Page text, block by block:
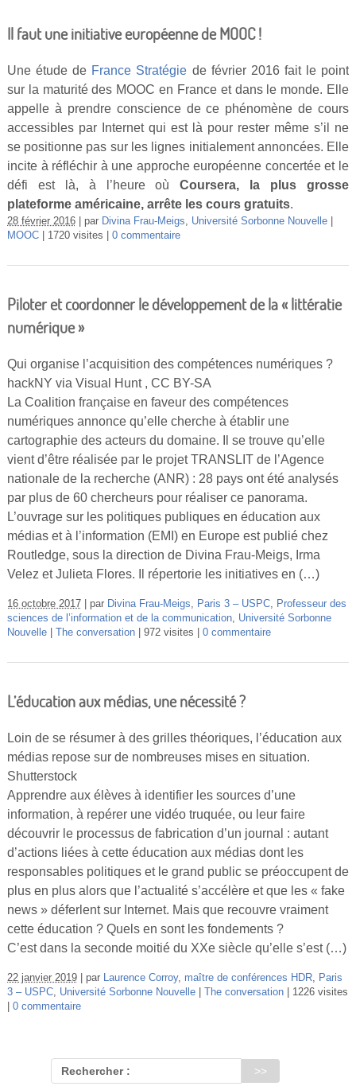
Il faut une initiative européenne de MOOC !
Une étude de France Stratégie de février 2016 fait le point
sur la maturité des MOOC en France et dans le monde. Elle
appelle à prendre conscience de ce phénomène de cours
accessibles par Internet qui est là pour rester même s’il ne
se positionne pas sur les lignes initialement annoncées. Elle
incite à réfléchir à une approche européenne concertée et le
défi est là, à l’heure oùCoursera, la plus grosse
plateforme américaine, arrête les cours gratuits.
28 février 2016 par Divina Frau-Meigs, Université Sorbonne Nouvelle
MOOC
1720 visites 0 commentaire
Piloter et coordonner le développement de la « littératie
numérique »
Qui organise l’acquisition des compétences numériques ?
hackNY via Visual Hunt , CC BY-SA
La Coalition française en faveur des compétences
numériques annonce qu’elle cherche à établir une
cartographie des acteurs du domaine. Il se trouve qu’elle
vient d’être réalisée par le projet TRANSLIT de l’Agence
nationale de la recherche (ANR) : 28 pays ont été analysés
par plus de 60 chercheurs pour réaliser ce panorama.
L’ouvrage sur les politiques publiques en éducation aux
médias et à l’information (EMI) en Europe est publié chez
Routledge, sous la direction de Divina Frau-Meigs, Irma
Velez et Julieta Flores. Il répertorie les initiatives en (…)
16 octobre 2017 par Divina Frau-Meigs, Paris 3 – USPC, Professeur des
sciences de l’information et de la communication, Université Sorbonne
Nouvelle
The conversation 972 visites 0 commentaire
L’éducation aux médias, une nécessité ?
Loin de se résumer à des grilles théoriques, l’éducation aux
médias repose sur de nombreuses mises en situation.
Shutterstock
Apprendre aux élèves à identifier les sources d’une
information, à repérer une vidéo truquée, ou leur faire
découvrir le processus de fabrication d’un journal : autant
d’actions liées à cette éducation aux médias dont les
responsables politiques et le grand public se préoccupent de
plus en plus alors que l’actualité s’accélère et que les « fake
news » déferlent sur Internet. Mais que recouvre vraiment
cette éducation ? Quels en sont les fondements ?
C’est dans la seconde moitié du XXe siècle qu’elle s’est (…)
22 janvier 2019 par Laurence Corroy, maître de conférences HDR, Paris
3 – USPC, Université Sorbonne Nouvelle The conversation
1226 visites
0 commentaire
Rechercher :